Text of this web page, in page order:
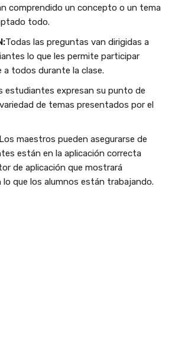
comprendido un concepto o un tema
todo.
Todas las preguntas van dirigidas a
lo que les permite participar
todos durante la clase.
estudiantes expresan su punto de
de temas presentados por el
Los maestros pueden asegurarse de
están en la aplicación correcta
de aplicación que mostrará
que los alumnos están trabajando.